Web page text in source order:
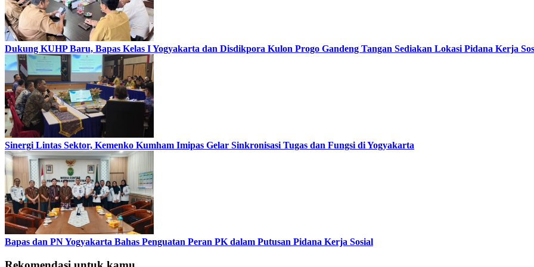
Dukung KUHP Baru, Bapas Kelas I Yogyakarta dan Disdikpora Kulon Progo Gandeng Tangan Sediakan Lokasi Pidana Kerja
Sinergi Lintas Sektor, Kemenko Kumham Imipas Gelar Sinkronisasi Tugas dan Fungsi di Yogyakarta
Bapas dan PN Yogyakarta Bahas Penguatan Peran PK dalam Putusan Pidana Kerja Sosial